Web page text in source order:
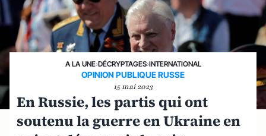
A LA UNE›DÉCRYPTAGES›INTERNATIONAL
OPINION PUBLIQUE RUSSE
15 mai 2023
En Russie, les partis qui ont
soutenu la guerre en Ukraine en